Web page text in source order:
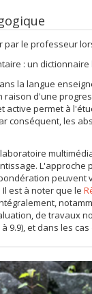
par le professeur
: un dictionnaire
la langue
raison d'une
active permet à
conséquent, les
L'approche
peuvent
est à noter que le
de travaux
9.9), et dans les